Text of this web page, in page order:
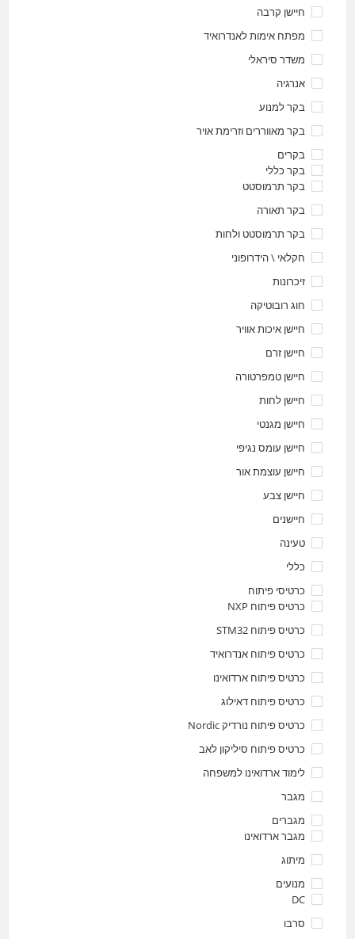
חיישן קרבה
מפתח אימות לאנדרואיד
משדר סיראלי
אנרגיה
בקר למנוע
בקר מאווררים וזרימת אויר
בקרים
בקר כללי
בקר תרמוסטט
בקר תאורה
בקר תרמוסטט ולחות
חקלאי \ הידרופוני
זיכרונות
חוג רובוטיקה
חיישן איכות אוויר
חיישן זרם
חיישן טמפרטורה
חיישן לחות
חיישן מגנטי
חיישן עומס נגיפי
חיישן עוצמת אור
חיישן צבע
חיישנים
טעינה
כללי
כרטיסי פיתוח
כרטיס פיתוח NXP
כרטיס פיתוח STM32
כרטיס פיתוח אנדרואיד
כרטיס פיתוח ארדואינו
כרטיס פיתוח דאילוג
כרטיס פיתוח נורדיק Nordic
כרטיס פיתוח סיליקון לאב
לימוד ארדואינו למשפחה
מגבר
מגברים
מגבר ארדואינו
מיתוג
מנועים
DC
סרבו